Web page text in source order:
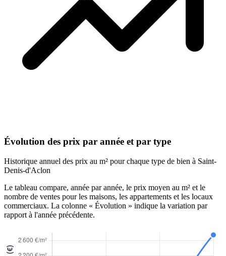
Évolution des prix par année et par type
Historique annuel des prix au m² pour chaque type de bien à Saint-
Denis-d'Aclon
Le tableau compare, année par année, le prix moyen au m² et le
nombre de ventes pour les maisons, les appartements et les locaux
commerciaux. La colonne « Évolution » indique la variation par
rapport à l'année précédente.